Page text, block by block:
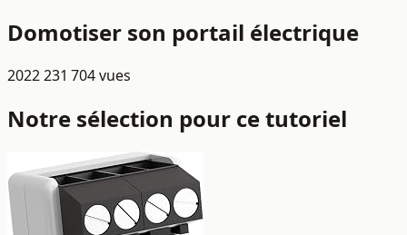
Domotiser son portail électrique
2022231 704 vues
Notre sélection pour ce tutoriel